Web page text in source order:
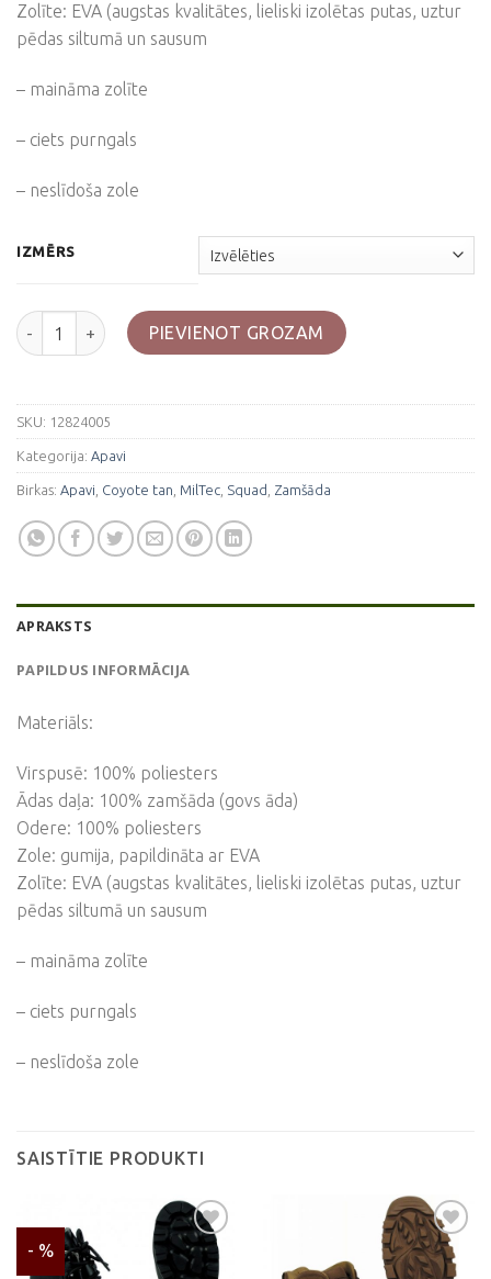
Zolīte: EVA (augstas kvalitātes, lieliski izolētas putas, uztur
pēdas siltumā un sausum
– maināma zolīte
– ciets purngals
– neslīdoša zole
IZMĒRS
Coyote "Squad" apavi, garie daudzums
PIEVIENOT GROZAM
SKU: 12824005
Kategorija: Apavi
Birkas: Apavi Coyote tan MilTec Squad Zamšāda
APRAKSTS
PAPILDUS INFORMĀCIJA
Materiāls:
Virspusē: 100% poliesters
Ādas daļa: 100% zamšāda (govs āda)
Odere: 100% poliesters
Zole: gumija, papildināta ar EVA
Zolīte: EVA (augstas kvalitātes, lieliski izolētas putas, uztur
pēdas siltumā un sausum
– maināma zolīte
– ciets purngals
– neslīdoša zole
SAISTĪTIE PRODUKTI
- %